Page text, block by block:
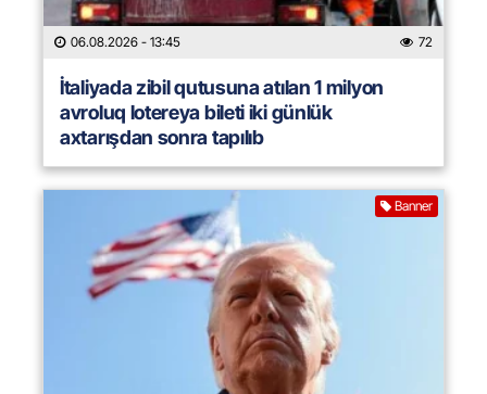
06.08.2026 - 13:45 72
İtaliyada zibil qutusuna atılan 1 milyon
avroluq lotereya bileti iki günlük
axtarışdan sonra tapılıb
Banner